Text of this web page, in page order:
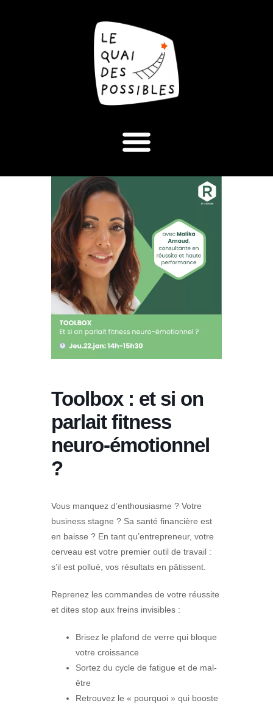
Toolbox : et si on
parlait fitness
neuro-émotionnel
?
Vous manquez d’enthousiasme ? Votre
business stagne ? Sa santé financière est
en baisse ? En tant qu’entrepreneur, votre
cerveau est votre premier outil de travail :
s’il est pollué, vos résultats en pâtissent.
Reprenez les commandes de votre réussite
et dites stop aux freins invisibles :
Brisez le plafond de verre qui bloque
votre croissance
Sortez du cycle de fatigue et de mal-
être
Retrouvez le « pourquoi » qui booste